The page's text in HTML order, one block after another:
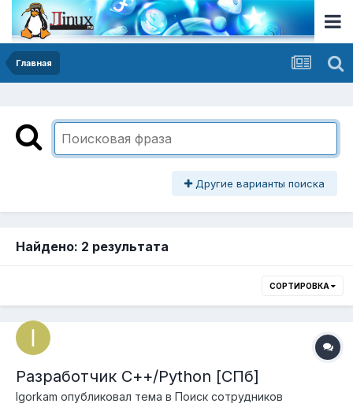
Главная
Другие варианты поиска
Найдено: 2 результата
СОРТИРОВКА
Разработчик С++/Python [СПб]
Igorkam опубликовал тема в Поиск сотрудников